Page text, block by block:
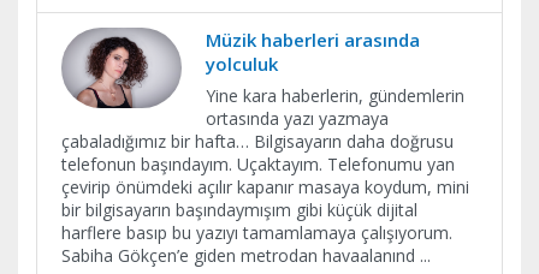
Müzik haberleri arasında
yolculuk
Yine kara haberlerin, gündemlerin
ortasında yazı yazmaya
çabaladığımız bir hafta… Bilgisayarın daha doğrusu
telefonun başındayım. Uçaktayım. Telefonumu yan
çevirip önümdeki açılır kapanır masaya koydum, mini
bir bilgisayarın başındaymışım gibi küçük dijital
harflere basıp bu yazıyı tamamlamaya çalışıyorum.
Sabiha Gökçen’e giden metrodan havaalanınd ...